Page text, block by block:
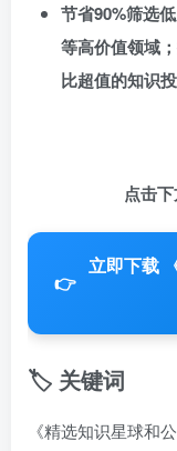
节省90%筛选
等高价值领域
比超值的知识投
点击
👉
立即下载
🏷️ 关键词
《精选知识星球和